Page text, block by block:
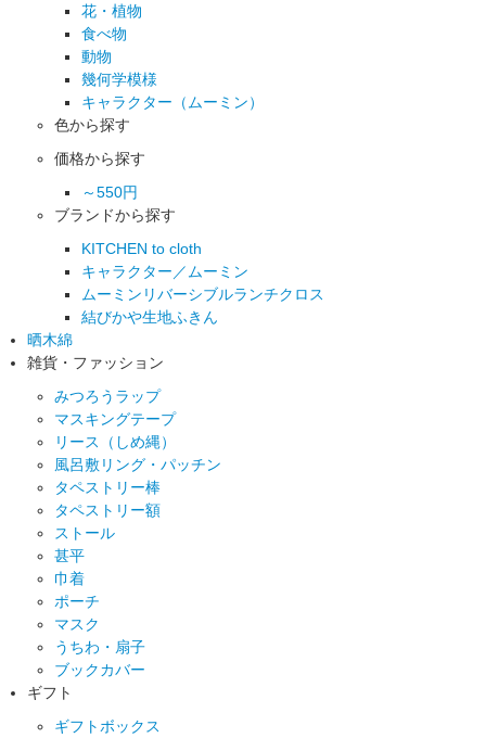
花・植物
食べ物
動物
幾何学模様
キャラクター（ムーミン）
色から探す
価格から探す
～550円
ブランドから探す
KITCHEN to cloth
キャラクター／ムーミン
ムーミンリバーシブルランチクロス
結びかや生地ふきん
晒木綿
雑貨・ファッション
みつろうラップ
マスキングテープ
リース（しめ縄）
風呂敷リング・パッチン
タペストリー棒
タペストリー額
ストール
甚平
巾着
ポーチ
マスク
うちわ・扇子
ブックカバー
ギフト
ギフトボックス